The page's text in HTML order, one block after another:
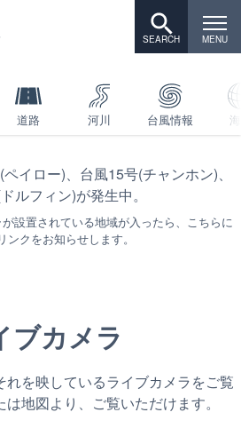
道路 河川 台風情報
イロー)、台風15号(チャンホン)、
ルフィン)が発生中。
設置されている地域が入ったら、こちらに
ンクをお知らせします。
ブカメラ
を映しているライブカメラをご覧
地図より、ご覧いただけます。